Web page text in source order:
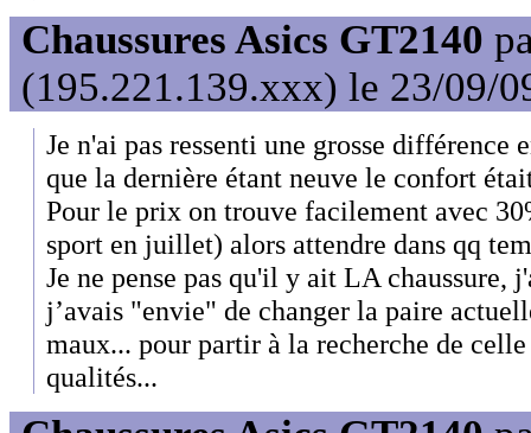
Chaussures Asics GT2140
(195.221.139.xxx) le 23/09/
Je n'ai pas ressenti une grosse différence
que la dernière étant neuve le confort
Pour le prix on trouve facilement avec
sport en juillet) alors attendre dans qq
Je ne pense pas qu'il y ait LA chaussure,
j’avais "envie" de changer la paire
maux... pour partir à la recherche de
qualités...